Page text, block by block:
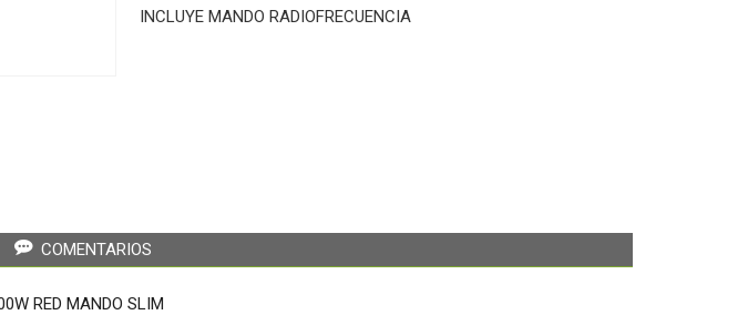
INCLUYE MANDO RADIOFRECUENCIA
COMENTARIOS
RED MANDO SLIM